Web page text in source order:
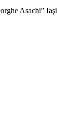
Asachi” Iaşi